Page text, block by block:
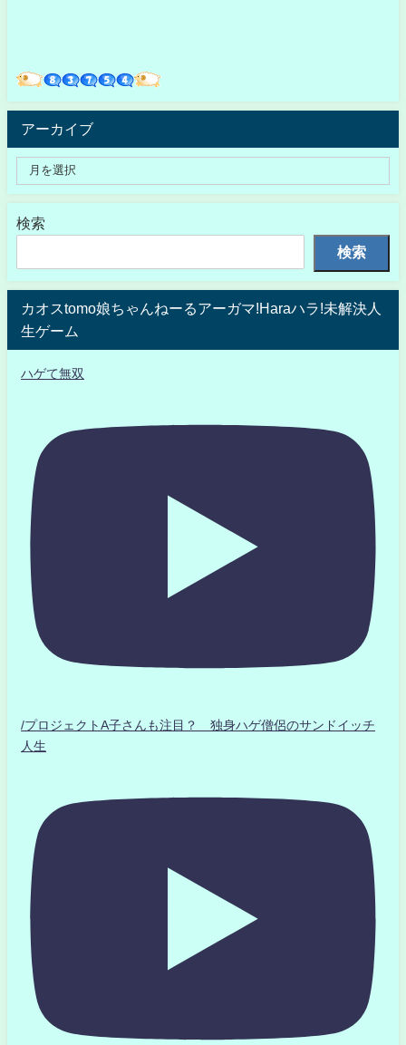
アーカイブ
検索
検索
カオスtomo娘ちゃんねーるアーガマ!Haraハラ!未解決人
生ゲーム
ハゲて無双
/プロジェクトA子さんも注目？ 独身ハゲ僧侶のサンドイッチ
人生